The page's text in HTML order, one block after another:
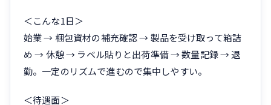
＜こんな1日＞
始業 → 梱包資材の補充確認 → 製品を受け取って箱詰
め → 休憩 → ラベル貼りと出荷準備 → 数量記録 → 退
勤。一定のリズムで進むので集中しやすい。
＜待遇面＞